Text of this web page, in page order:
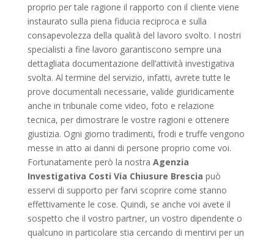
proprio per tale ragione il rapporto con il cliente viene
instaurato sulla piena fiducia reciproca e sulla
consapevolezza della qualità del lavoro svolto. I nostri
specialisti a fine lavoro garantiscono sempre una
dettagliata documentazione dell’attività investigativa
svolta. Al termine del servizio, infatti, avrete tutte le
prove documentali necessarie, valide giuridicamente
anche in tribunale come video, foto e relazione
tecnica, per dimostrare le vostre ragioni e ottenere
giustizia. Ogni giorno tradimenti, frodi e truffe vengono
messe in atto ai danni di persone proprio come voi.
Fortunatamente però la nostra Agenzia
Investigativa Costi Via Chiusure Brescia può
esservi di supporto per farvi scoprire come stanno
effettivamente le cose. Quindi, se anche voi avete il
sospetto che il vostro partner, un vostro dipendente o
qualcuno in particolare stia cercando di mentirvi per un